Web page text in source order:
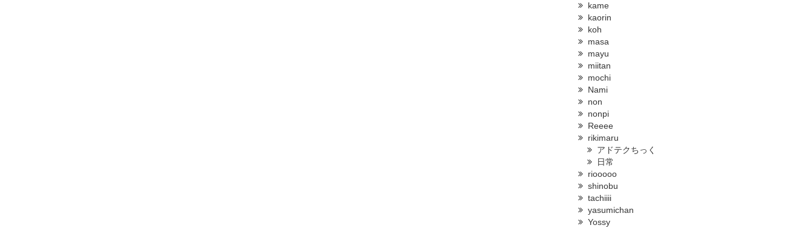
kame
kaorin
koh
masa
mayu
miitan
mochi
Nami
non
nonpi
Reeee
rikimaru
アドテクちっく
日常
riooooo
shinobu
tachiiii
yasumichan
Yossy